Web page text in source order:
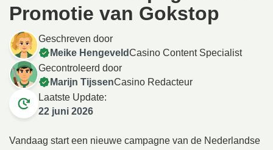
Promotie van Gokstop
Geschreven door
Meike HengeveldCasino Content Specialist
Gecontroleerd door
Marijn TijssenCasino Redacteur
Laatste Update:
22 juni 2026
Vandaag start een nieuwe campagne van de Nederlandse